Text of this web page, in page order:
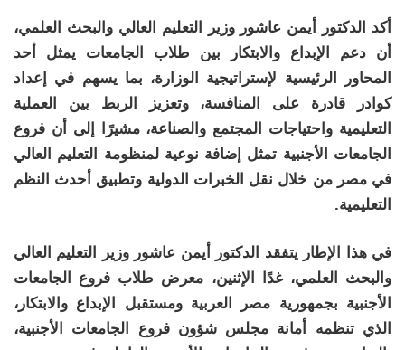
أكد الدكتور أيمن عاشور وزير التعليم العالي والبحث العلمي،
أن دعم الإبداع والابتكار بين طلاب الجامعات يمثل أحد
المحاور الرئيسية لإستراتيجية الوزارة، بما يسهم في إعداد
كوادر قادرة على المنافسة، وتعزيز الربط بين العملية
التعليمية واحتياجات المجتمع والصناعة، مشيرًا إلى أن فروع
الجامعات الأجنبية تمثل إضافة نوعية لمنظومة التعليم العالي
في مصر من خلال نقل الخبرات الدولية وتطبيق أحدث النظم
التعليمية.
في هذا الإطار يتفقد الدكتور أيمن عاشور وزير التعليم العالي
والبحث العلمي، غدًا الإثنين، معرض طلاب فروع الجامعات
الأجنبية بجمهورية مصر العربية ومستقبل الإبداع والابتكار،
الذي تنظمه أمانة مجلس شؤون فروع الجامعات الأجنبية،